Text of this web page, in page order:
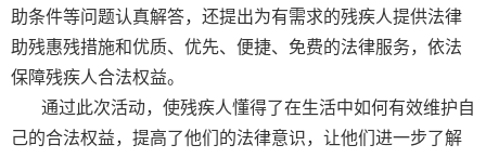
助条件等问题认真解答，还提出为有需求的残疾人提供法律
助残惠残措施和优质、优先、便捷、免费的法律服务，依法
保障残疾人合法权益。
通过此次活动，使残疾人懂得了在生活中如何有效维护自
己的合法权益，提高了他们的法律意识，让他们进一步了解